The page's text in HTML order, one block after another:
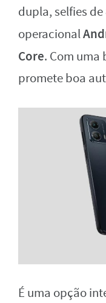
dupla, selfies de
operacional
Core. Com uma
promete boa
É uma opção